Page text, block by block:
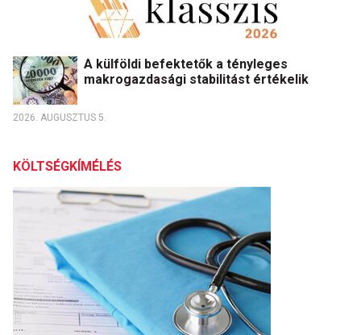
A külföldi befektetők a tényleges
makrogazdasági stabilitást értékelik
2026. AUGUSZTUS 5.
KÖLTSÉGKÍMÉLÉS